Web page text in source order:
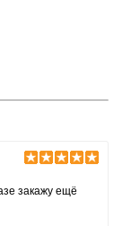
закажу ещё